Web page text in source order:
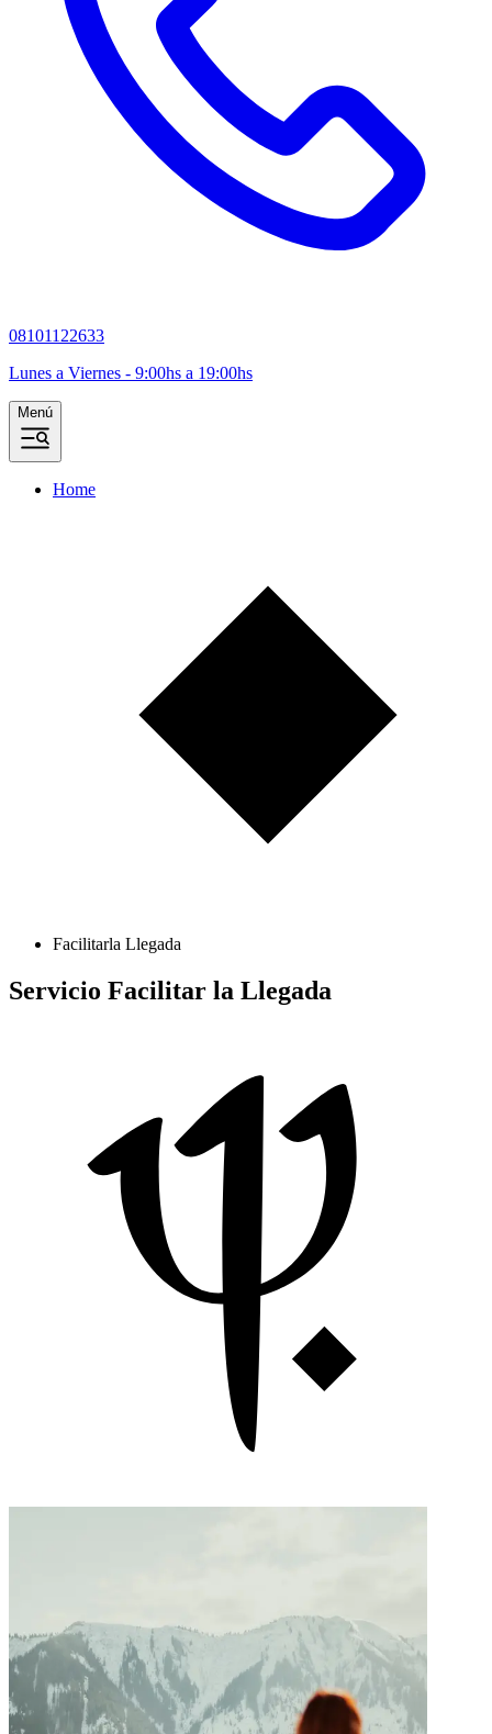
08101122633
Lunes a Viernes - 9:00hs a 19:00hs
Menú
Home
Facilitarla Llegada
Servicio Facilitar la Llegada